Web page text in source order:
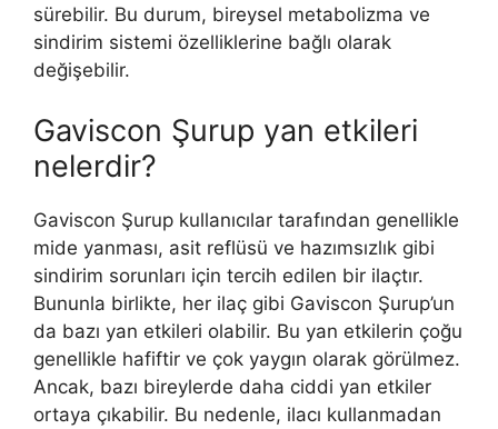
sürebilir. Bu durum, bireysel metabolizma ve
sindirim sistemi özelliklerine bağlı olarak
değişebilir.
Gaviscon Şurup yan etkileri
nelerdir?
Gaviscon Şurup kullanıcılar tarafından genellikle
mide yanması, asit reflüsü ve hazımsızlık gibi
sindirim sorunları için tercih edilen bir ilaçtır.
Bununla birlikte, her ilaç gibi Gaviscon Şurup’un
da bazı yan etkileri olabilir. Bu yan etkilerin çoğu
genellikle hafiftir ve çok yaygın olarak görülmez.
Ancak, bazı bireylerde daha ciddi yan etkiler
ortaya çıkabilir. Bu nedenle, ilacı kullanmadan